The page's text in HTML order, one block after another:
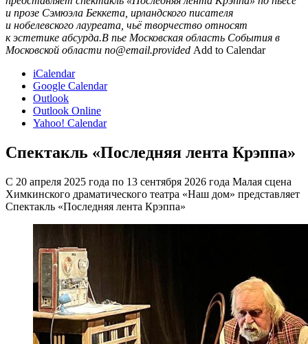
и прозе Сэмюэла Беккета, ирландского писателя
и нобелевского лауреата, чьё творчество относят
к эстетике абсурда.В пье Московская область События в
Московской области no@email.provided Add to Calendar
iCalendar
Google Calendar
Outlook
Outlook Online
Yahoo! Calendar
Спектакль «Последняя лента Крэппа»
С 20 апреля 2025 года по 13 сентября 2026 года Малая сцена
Химкинского драматического театра «Наш дом» представляет
Спектакль «Последняя лента Крэппа»